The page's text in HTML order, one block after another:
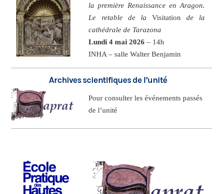
la première Renaissance en Aragon.
Le retable de la Visitation de la
cathédrale de Tarazona
Lundi 4 mai 2026 – 14h
INHA – salle Walter Benjamin
Archives scientifiques de l’unité
Pour consulter les événements passés
de l’unité